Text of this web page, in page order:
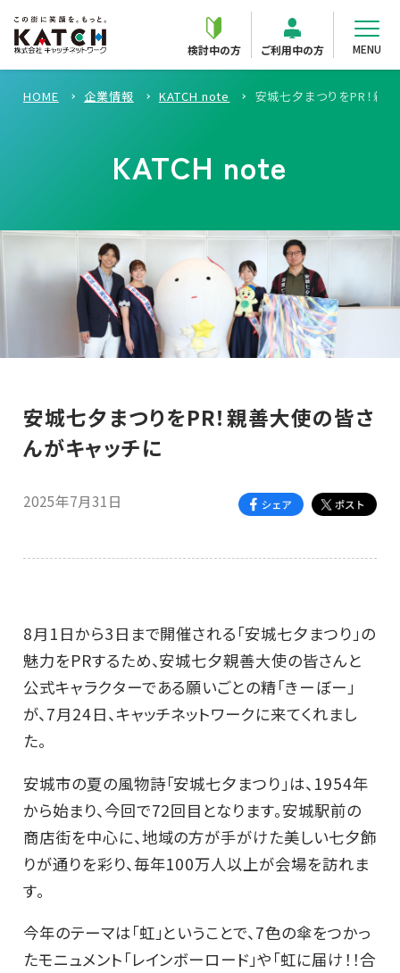
検討中の方 ご利用中の方 MENU
HOME 企業情報 KATCH note 安城七夕まつりをPR！親
KATCH note
安城七夕まつりをPR！親善大使の皆さ
んがキャッチに
2025年7月31日
8月1日から3日まで開催される「安城七夕まつり」の
魅力をPRするため、安城七夕親善大使の皆さんと
公式キャラクターである願いごとの精「きーぼー」
が、7月24日、キャッチネットワークに来てくれまし
た。
安城市の夏の風物詩「安城七夕まつり」は、1954年
から始まり、今回で72回目となります。安城駅前の
商店街を中心に、地域の方が手がけた美しい七夕飾
りが通りを彩り、毎年100万人以上が会場を訪れま
す。
今年のテーマは「虹」ということで、7色の傘をつかっ
たモニュメント「レインボーロード」や「虹に届け！！合